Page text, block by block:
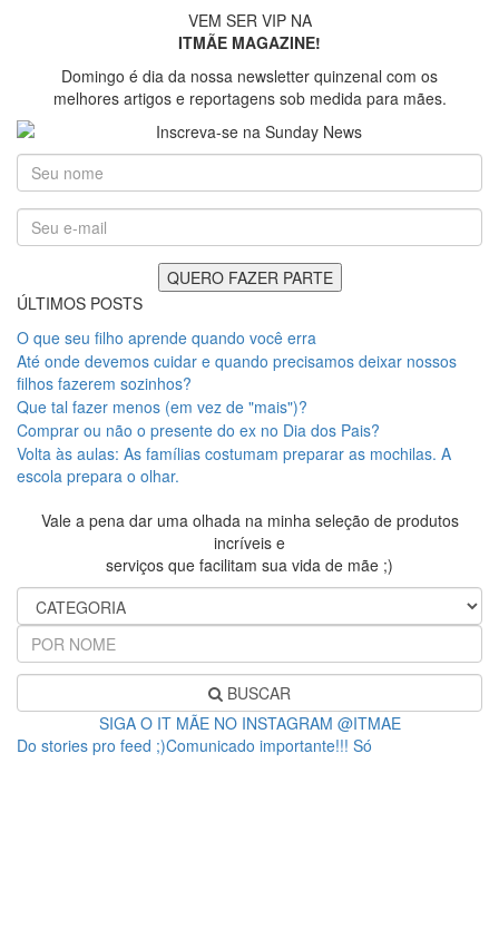
VEM SER VIP NA
ITMÃE MAGAZINE!
Domingo é dia da nossa newsletter quinzenal com os
melhores artigos e reportagens sob medida para mães.
ÚLTIMOS POSTS
O que seu filho aprende quando você erra
Até onde devemos cuidar e quando precisamos deixar nossos
filhos fazerem sozinhos?
Que tal fazer menos (em vez de "mais")?
Comprar ou não o presente do ex no Dia dos Pais?
Volta às aulas: As famílias costumam preparar as mochilas. A
escola prepara o olhar.
Vale a pena dar uma olhada na minha seleção de produtos
incríveis e
serviços que facilitam sua vida de mãe ;)
BUSCAR
SIGA O IT MÃE NO INSTAGRAM @ITMAE
Do stories pro feed ;)Comunicado importante!!! Só